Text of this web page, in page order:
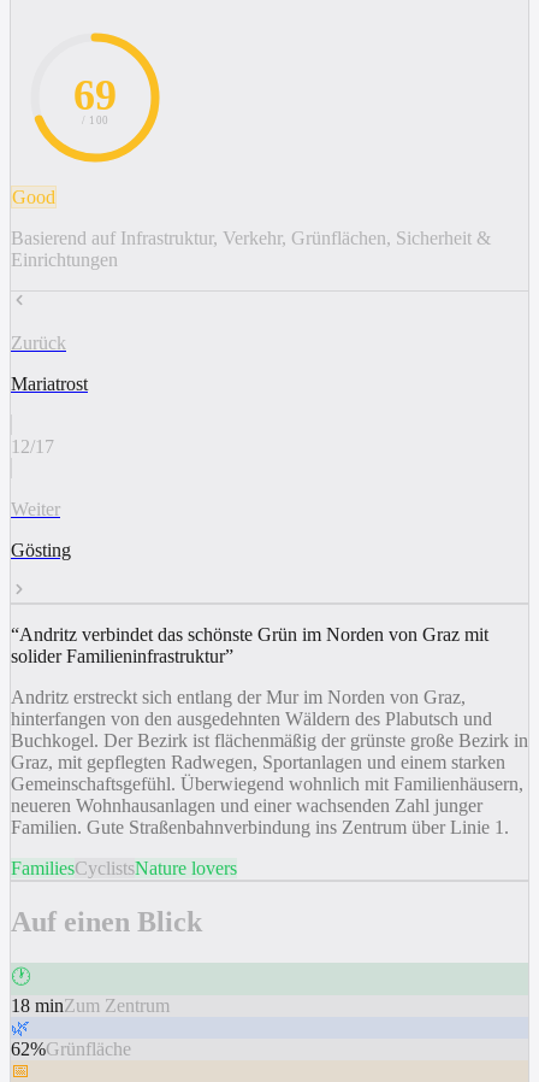
69
/ 100
Good
Basierend auf Infrastruktur, Verkehr, Grünflächen, Sicherheit &
Einrichtungen
Zurück
Mariatrost
12/17
Weiter
Gösting
“Andritz verbindet das schönste Grün im Norden von Graz mit
solider Familieninfrastruktur”
Andritz erstreckt sich entlang der Mur im Norden von Graz,
hinterfangen von den ausgedehnten Wäldern des Plabutsch und
Buchkogel. Der Bezirk ist flächenmäßig der grünste große Bezirk in
Graz, mit gepflegten Radwegen, Sportanlagen und einem starken
Gemeinschaftsgefühl. Überwiegend wohnlich mit Familienhäusern,
neueren Wohnhausanlagen und einer wachsenden Zahl junger
Familien. Gute Straßenbahnverbindung ins Zentrum über Linie 1.
FamiliesCyclistsNature lovers
Auf einen Blick
🕐
18 minZum Zentrum
🌿
62%Grünfläche
📅